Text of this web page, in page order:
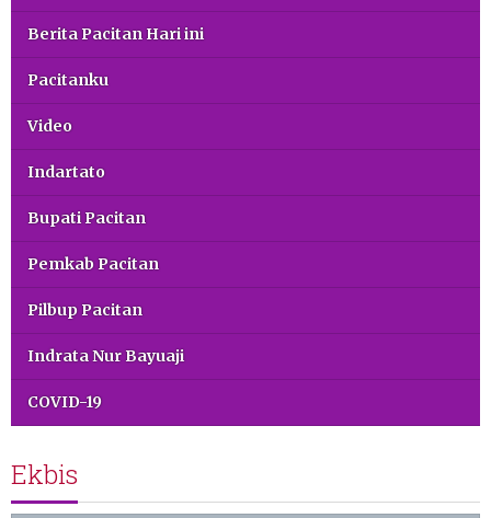
Berita Pacitan Hari ini
Pacitanku
Video
Indartato
Bupati Pacitan
Pemkab Pacitan
Pilbup Pacitan
Indrata Nur Bayuaji
COVID-19
Ekbis